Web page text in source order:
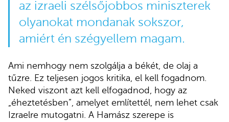
az izraeli szélsőjobbos miniszterek
olyanokat mondanak sokszor,
amiért én szégyellem magam.
Ami nemhogy nem szolgálja a békét, de olaj a
tűzre. Ez teljesen jogos kritika, el kell fogadnom.
Neked viszont azt kell elfogadnod, hogy az
„éheztetésben”, amelyet említettél, nem lehet csak
Izraelre mutogatni. A Hamász szerepe is